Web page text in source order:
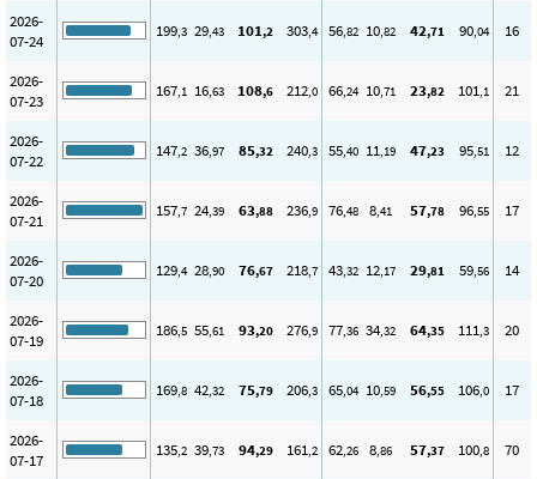
2026-
07-24
199,3 29,43 101,2 303,4 56,82 10,82 42,71 90,04 16
2026-
07-23
167,1 16,63 108,6 212,0 66,24 10,71 23,82 101,1 21
2026-
07-22
147,2 36,97 85,32 240,3 55,40 11,19 47,23 95,51 12
2026-
07-21
157,7 24,39 63,88 236,9 76,48 8,41 57,78 96,55 17
2026-
07-20
129,4 28,90 76,67 218,7 43,32 12,17 29,81 59,56 14
2026-
07-19
186,5 55,61 93,20 276,9 77,36 34,32 64,35 111,3 20
2026-
07-18
169,8 42,32 75,79 206,3 65,04 10,59 56,55 106,0 17
2026-
07-17
135,2 39,73 94,29 161,2 62,26 8,86 57,37 100,8 70